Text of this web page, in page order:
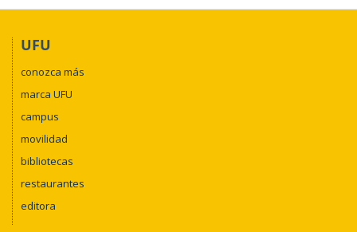
UFU
conozca más
marca UFU
campus
movilidad
bibliotecas
restaurantes
editora